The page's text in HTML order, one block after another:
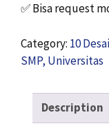
✅Bisa request
Category: 10
SMP, Universitas
Description